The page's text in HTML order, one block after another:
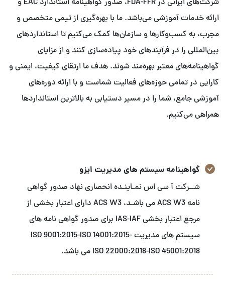
شرکت‌های ایرانی در FDA-FFR، صدور گواهینامه استاندارد EAC و
ارائه خدمات آموزشی می‌باشد. ما با بهره‌گیری از تیمی متخصص و
مجرب، به کسب‌وکارها و سازمان‌ها کمک می‌کنیم تا استانداردهای
بین‌المللی را در فرآیندهای خود پیاده‌سازی کنند و از مزایای
گواهینامه‌های معتبر بهره‌مند شوند. هدف ما ارتقای کیفیت، ایمنی و
کارایی در تمامی حوزه‌های فعالیت شماست و با ارائه دوره‌های
آموزشی جامع، شما را در مسیر دستیابی به بالاترین استانداردها
همراهی می‌کنیم.
گواهینامه سیستم های مدیریت ایزو
شــرکت آ سی اس نمـاینـده انحصاری نهاد صدور گواهی
نامه ACS W3 می باشـد، ACS W3 دارای اعتبار بخشی از
مرجع اعتبار بخشی IAS-IAF برای صدور گواهی نامه های
سیستم های مدیریت ISO 9001:2015-ISO 14001:2015-
ISO 22000:2018-ISO 45001:2018 می باشد.